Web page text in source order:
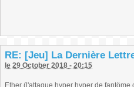
RE: [Jeu] La Dernière
le 29 October 2018 - 20:15
Ether (l'attaque hyper hyper de